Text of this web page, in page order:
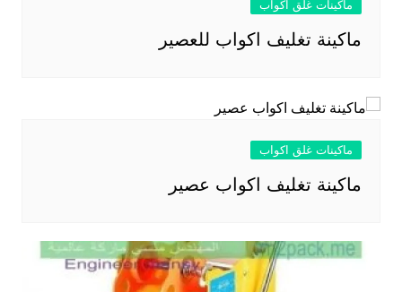
ماكينات غلق اكواب
ماكينة تغليف اكواب للعصير
ماكينات غلق اكواب
ماكينة تغليف اكواب عصير